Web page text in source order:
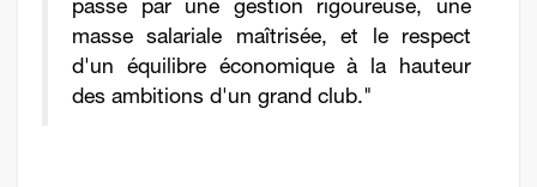
passe par une gestion rigoureuse, une
masse salariale maîtrisée, et le respect
d'un équilibre économique à la hauteur
des ambitions d'un grand club."